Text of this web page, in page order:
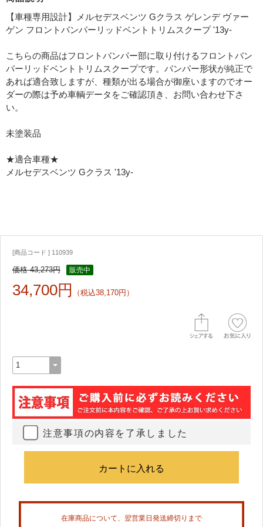
【車種専用設計】メルセデスベンツ Gクラス ゲレンデ ヴァー
ゲン フロントバンパーリッドベントトリムスクープ '13y-
こちらの商品はフロントバンパー部に取り付けるフロントバン
パーリッドベントトリムスクープです。バンパー形状が純正で
あれば適合致しますが、種類が出る場合が御座いますのでオー
ダーの際は予め車輌データをご確認頂き、お問い合わせ下さ
い。
未塗装品
★適合車種★
メルセデスベンツ Gクラス '13y-
[商品コード ] 110939
価格 43,273円 販売中
34,700円 （税込38,170円）
注意事項の内容を了承しました
在庫商品について、翌営業日発送締切りまで